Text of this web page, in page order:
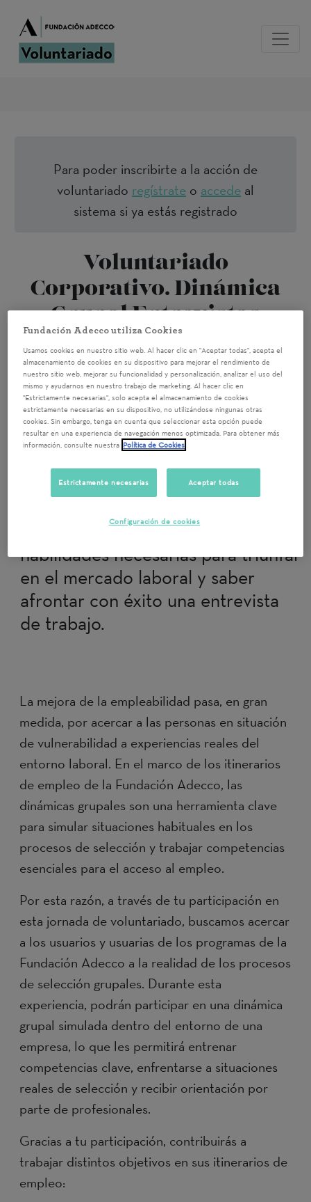
Para poder inscribirte a la acción de
voluntariado regístrate o accede al
sistema si ya estás registrado
Voluntariado
Corporativo. Dinámica
Grupal Entrevistas
Selección RRHH ASV.
IRPF 7.
13/05/2025 9:00
¡Apúntate a esta nueva actividad
de voluntariado! Gracias a tu
participación contribuirás a que
vulnerabilidad fomenten las
habilidades necesarias para triunfar
en el mercado laboral y saber
afrontar con éxito una entrevista
de trabajo.
La mejora de la empleabilidad pasa, en gran
medida, por acercar a las personas en situación
de vulnerabilidad a experiencias reales del
entorno laboral. En el marco de los itinerarios
de empleo de la Fundación Adecco, las
dinámicas grupales son una herramienta clave
para simular situaciones habituales en los
procesos de selección y trabajar competencias
esenciales para el acceso al empleo.
Por esta razón, a través de tu participación en
esta jornada de voluntariado, buscamos acercar
a los usuarios y usuarias de los programas de la
Fundación Adecco a la realidad de los procesos
de selección grupales. Durante esta
experiencia, podrán participar en una dinámica
grupal simulada dentro del entorno de una
empresa, lo que les permitirá entrenar
competencias clave, enfrentarse a situaciones
reales de selección y recibir orientación por
parte de profesionales.
Gracias a tu participación, contribuirás a
trabajar distintos objetivos en sus itinerarios de
empleo:
Fundación Adecco utiliza Cookies
Usamos cookies en nuestro sitio web. Al hacer clic en "Aceptar todas", acepta el
almacenamiento de cookies en su dispositivo para mejorar el rendimiento de
nuestro sitio web, mejorar su funcionalidad y personalización, analizar el uso del
mismo y ayudarnos en nuestro trabajo de marketing. Al hacer clic en
"Estrictamente necesarias", solo acepta el almacenamiento de cookies
estrictamente necesarias en su dispositivo, no utilizándose ningunas otras
cookies. Sin embargo, tenga en cuenta que seleccionar esta opción puede
resultar en una experiencia de navegación menos optimizada. Para obtener más
información, consulte nuestra Política de Cookies
Estrictamente necesarias Aceptar todas
Configuración de cookies